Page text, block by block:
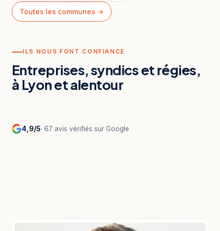
Toutes les communes →
ILS NOUS FONT CONFIANCE
Entreprises, syndics et régies,
à Lyon et alentour
4,9/5· 67 avis vérifiés sur Google